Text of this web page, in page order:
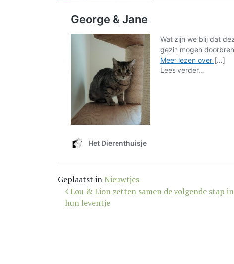
Geplaatst in Nieuwtjes
Bericht
navigatie
Lou & Lion zetten samen de volgende stap in
hun leventje